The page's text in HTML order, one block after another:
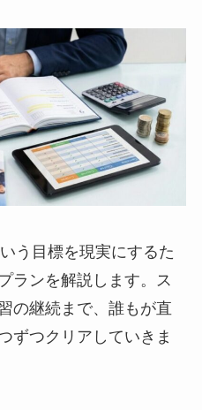
う目標を現実にするた
ランを解説します。ス
の継続まで、誰もが直
ずつクリアしていきま